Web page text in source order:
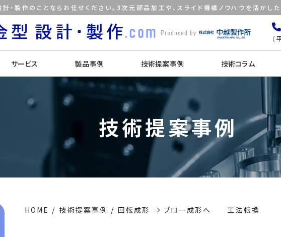
製作のことならお任せください。3次元部品加工や、スライド機構ノウハウを活かし
Produced by
サービス 製品事例 技術提案事例 技術コラム
技術提案事例
HOME 技術提案事例 回転成形 ⇒ ブロー成形へ 工法転換